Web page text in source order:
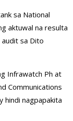
sa National
aktuwal na resulta
audit sa Dito
Infrawatch Ph at
Communications
hindi nagpapakita